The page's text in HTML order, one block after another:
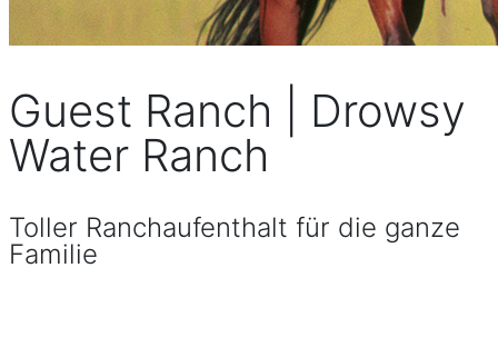
Guest Ranch | Drowsy
Water Ranch
Toller Ranchaufenthalt für die ganze
Familie